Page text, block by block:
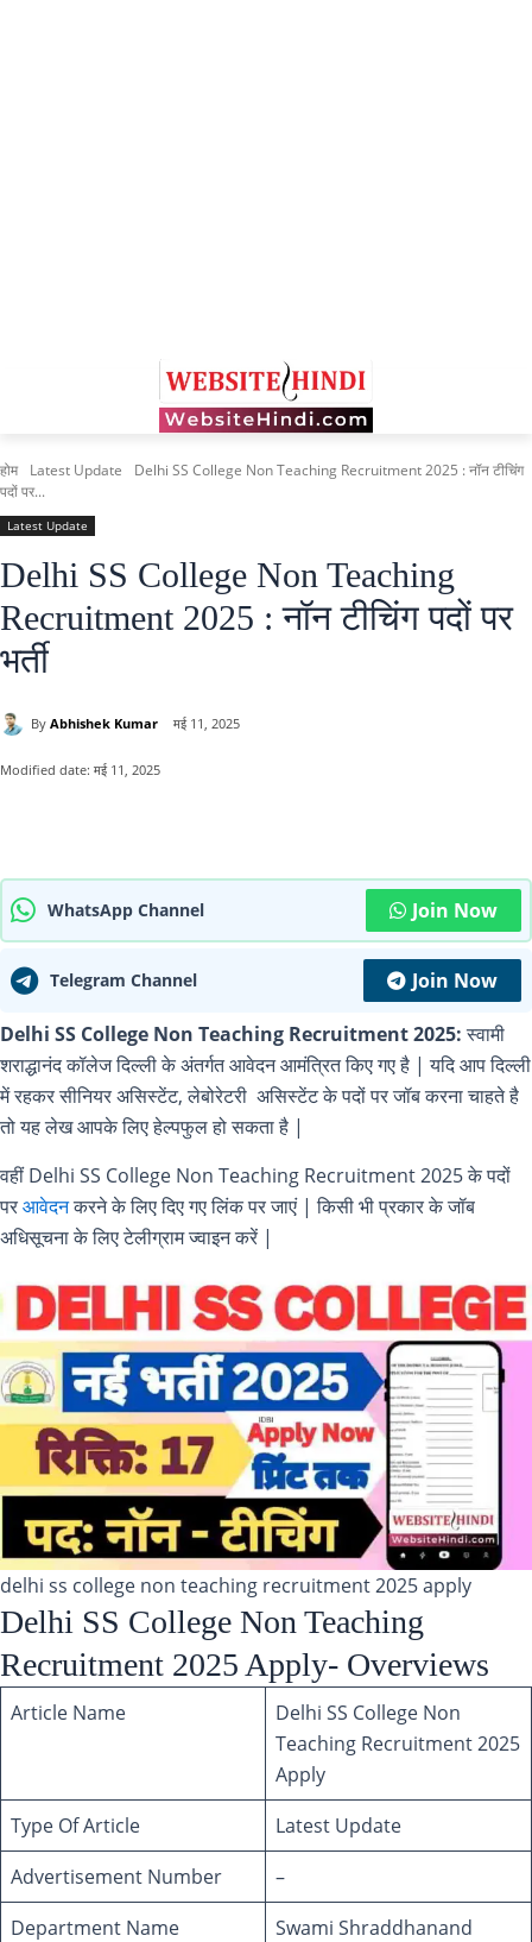
होम Latest Update
Delhi SS College Non Teaching Recruitment 2025 : नॉन टीचिंग
पदों पर...
Latest Update
Delhi SS College Non Teaching
Recruitment 2025 : नॉन टीचिंग पदों पर
भर्ती
By Abhishek Kumar मई 11, 2025
Modified date: मई 11, 2025
WhatsApp Channel Join Now
Telegram Channel Join Now
Delhi SS College Non Teaching Recruitment 2025:स्वामी
शराद्धानंद कॉलेज दिल्ली के अंतर्गत आवेदन आमंत्रित किए गए है | यदि आप दिल्ली
में रहकर सीनियर असिस्टेंट, लेबोरेटरी असिस्टेंट के पदों पर जॉब करना चाहते है
तो यह लेख आपके लिए हेल्पफुल हो सकता है |
वहीं Delhi SS College Non Teaching Recruitment 2025 के पदों
परआवेदनकरने के लिए दिए गए लिंक पर जाएं | किसी भी प्रकार के जॉब
अधिसूचना के लिए टेलीग्राम ज्वाइन करें |
delhi ss college non teaching recruitment 2025 apply
Delhi SS College Non Teaching
Recruitment 2025 Apply- Overviews
Article Name
Delhi SS College Non
Teaching Recruitment 2025
Apply
Type Of Article
Latest Update
Advertisement Number
–
Department Name
Swami Shraddhanand